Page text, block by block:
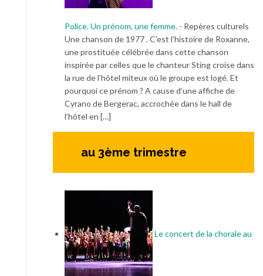
Police. Un prénom, une femme. - Repères culturels
Une chanson de 1977 . C’est l’histoire de Roxanne,
une prostituée célébrée dans cette chanson
inspirée par celles que le chanteur Sting croise dans
la rue de l’hôtel miteux où le groupe est logé. Et
pourquoi ce prénom ? A cause d’une affiche de
Cyrano de Bergerac, accrochée dans le hall de
l’hôtel en […]
au 3ème trimestre
Le concert de la chorale au